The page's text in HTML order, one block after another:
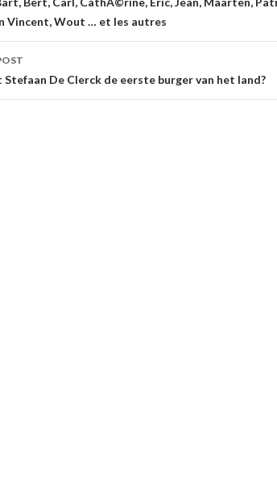
Vincent, Wout … et les autres
De Clerck de eerste burger van het land?